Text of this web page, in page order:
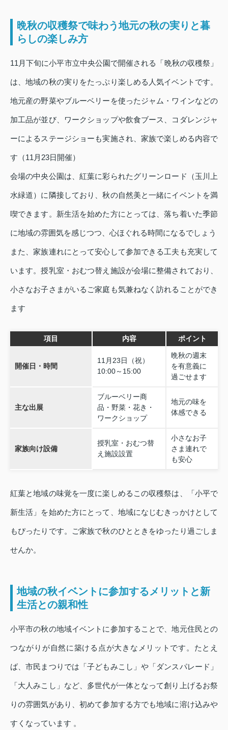
晩秋の収穫祭で味わう地元の秋の実りと暮
らしの楽しみ方
11月下旬に小平市立中央公園で開催される「晩秋の収穫祭」
は、地域の秋の実りをたっぷり楽しめる人気イベントです。
地元産の野菜やブルーベリーを使ったジャム・ワインなどの
加工品が並び、ワークショップや飲食ブース、コダレンジャ
ーによるステージショーも実施され、家族で楽しめる内容で
す（11月23日開催）
会場の中央公園は、紅葉に彩られたグリーンロード（玉川上
水緑道）に隣接しており、秋の自然美と一緒にイベントを満
喫できます。新生活を始めた方にとっては、落ち着いた季節
に地域の雰囲気を感じつつ、心ほぐれる時間になるでしょう
また、家族連れにとって安心して参加できる工夫も充実して
います。授乳室・おむつ替え施設が会場に整備されており、
小さなお子さまがいるご家庭も気兼ねなく訪れることができ
ます
項目 内容 ポイント
開催日・時間
11月23日（祝）
10:00～15:00
晩秋の週末
を有意義に
過ごせます
主な出展
ブルーベリー商
品・野菜・花き・
ワークショップ
地元の味を
体感できる
家族向け設備
授乳室・おむつ替
え施設設置
小さなお子
さま連れで
も安心
紅葉と地域の味覚を一度に楽しめるこの収穫祭は、「小平で
新生活」を始めた方にとって、地域になじむきっかけとして
もぴったりです。ご家族で秋のひとときをゆったり過ごしま
せんか。
地域の秋イベントに参加するメリットと新
生活との親和性
小平市の秋の地域イベントに参加することで、地元住民との
つながりが自然に築ける点が大きなメリットです。たとえ
ば、市民まつりでは「子どもみこし」や「ダンスパレード」
「大人みこし」など、多世代が一体となって創り上げるお祭
りの雰囲気があり、初めて参加する方でも地域に溶け込みや
すくなっています 。